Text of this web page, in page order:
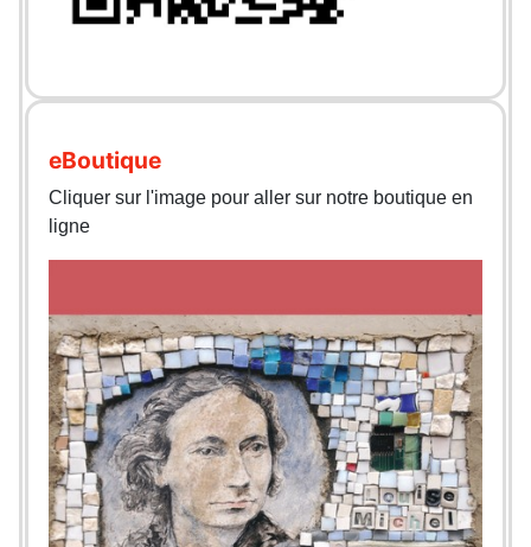
eBoutique
Cliquer sur l'image pour aller sur notre boutique en
ligne